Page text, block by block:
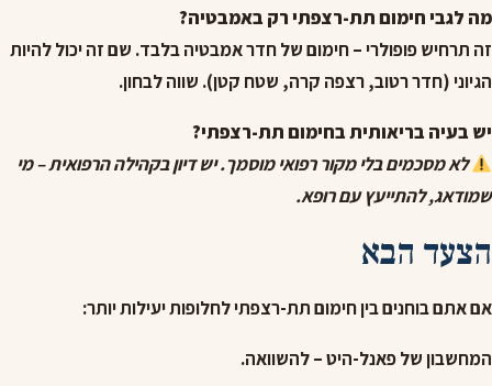
מה לגבי חימום תת-רצפתי רק באמבטיה?
זה תרחיש פופולרי – חימום של חדר אמבטיה בלבד. שם זה יכול להיות
הגיוני (חדר רטוב, רצפה קרה, שטח קטן). שווה לבחון.
יש בעיה בריאותית בחימום תת-רצפתי?
לא מסכמים בלי מקור רפואי מוסמך. יש דיון בקהילה הרפואית – מי
שמודאג, להתייעץ עם רופא.
הצעד הבא
אם אתם בוחנים בין חימום תת-רצפתי לחלופות יעילות יותר:
המחשבון של פאנל-היט– להשוואה.